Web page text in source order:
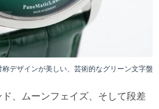
デザインが美しい、芸術的なグリーン文字盤
、ムーンフェイズ、そして段差